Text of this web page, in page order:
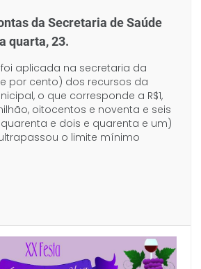
da Secretaria de Saúde
quarta, 23.
aplicada na secretaria da
por cento) dos recursos da
o que corresponde a R$1,
oitocentos e noventa e seis
e dois e quarenta e um)
o limite mínimo